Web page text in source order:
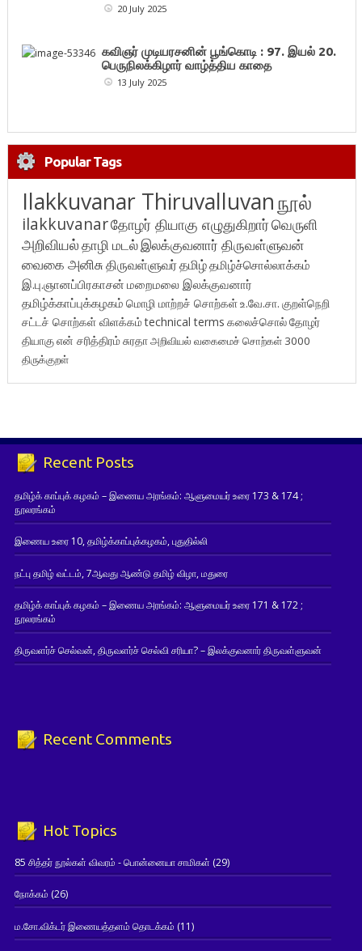
20 July 2025
கவிஞர் முடியரசனின் பூங்கொடி : 97. இயல் 20.
பெருநிலக்கிழார் வாழ்த்திய காதை
13 July 2025
Popular Tags
Ilakkuvanar Thiruvalluvanநூல்
ilakkuvanarதோழர் தியாகு எழுதுகிறார்வெருளி
அறிவியல்தாழி மடல்இலக்குவனார் திருவள்ளுவன்
வைகை அனிசுதிருவள்ளுவர்தமிழ்தமிழ்ச்சொல்லாக்கம்
இ.பு.ஞானப்பிரகாசன் மறைமலை இலக்குவனார்
தமிழ்க்காப்புக்கழகம் மொழி மாற்றச் சொற்கள்உ.வே.சா. குறள்நெறி
சட்டச் சொற்கள் விளக்கம்technical terms கலைச்சொல்தோழர்
தியாகுஎன் சரித்திரம்சுரதாஅறிவியல் வகைமைச் சொற்கள் 3000
திருக்குறள்
Recent Posts
தமிழ்க் காப்புக் கழகம் – இணைய அரங்கம்: ஆளுமையர் உரை 173 & 174 ;
நூலரங்கம்
இணைய உரை 10, தமிழ்க்காப்புக்கழகம், புதுதில்லி
நட்பு தமிழ் வட்டம், 7ஆவது ஆண்டு தமிழ் விழா, மதுரை
தமிழ்க் காப்புக் கழகம் – இணைய அரங்கம்: ஆளுமையர் உரை 171 & 172 ;
நூலரங்கம்
திருவளர்ச் செல்வன், திருவளர்ச் செல்வி சரியா? – இலக்குவனார் திருவள்ளுவன்
Recent Comments
Hot Topics
85 சித்தர் நூல்கள் விவரம் - பொன்னையா சாமிகள் (29)
நோக்கம் (26)
ம.சோ.விக்டர் இணையத்தளம் தொடக்கம் (11)